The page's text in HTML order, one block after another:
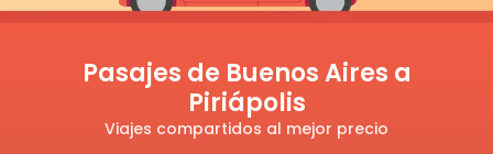
Pasajes de Buenos Aires a
Piriápolis
Viajes compartidos al mejor precio